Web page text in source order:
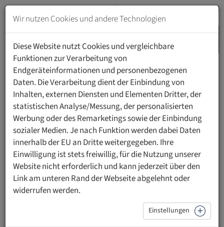
Zum
Inhalt
springen
Navigation
springen
HOME PERSONEN
Dr. med. Raoul Pinter
HOCH-Spitäler Altstätten und Grabs
ist Ärztlicher Leiter Palliative Care |
Wir nutzen Cookies und andere Technologien
Diese Website nutzt Cookies und vergleichbare
Funktionen zur Verarbeitung von
Endgeräteinformationen und personenbezogenen
Daten. Die Verarbeitung dient der Einbindung von
Inhalten, externen Diensten und Elementen Dritter, der
statistischen Analyse/Messung, der personalisierten
Werbung oder des Remarketings sowie der Einbindung
sozialer Medien. Je nach Funktion werden dabei Daten
innerhalb der EU an Dritte weitergegeben. Ihre
Einwilligung ist stets freiwillig, für die Nutzung unserer
Website nicht erforderlich und kann jederzeit über den
Link am unteren Rand der Webseite abgelehnt oder
widerrufen werden.
Einstellungen